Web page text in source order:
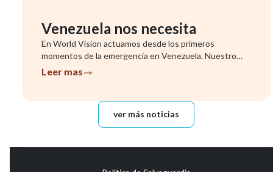
Venezuela nos necesita
En World Vision actuamos desde los primeros
momentos de la emergencia en Venezuela. Nuestro
equipo ya se encuentra evalu...
Leer mas
ver más noticias